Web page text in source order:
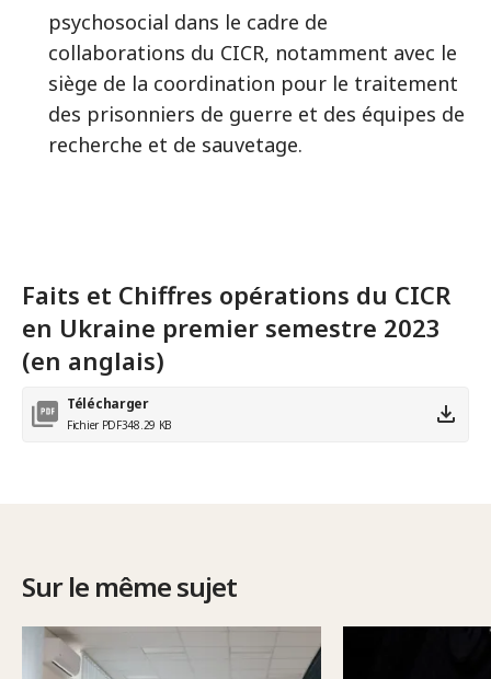
psychosocial dans le cadre de
collaborations du CICR, notamment avec le
siège de la coordination pour le traitement
des prisonniers de guerre et des équipes de
recherche et de sauvetage.
Faits et Chiffres opérations du CICR
en Ukraine premier semestre 2023
(en anglais)
Télécharger
Fichier PDF348.29 KB
Sur le même sujet